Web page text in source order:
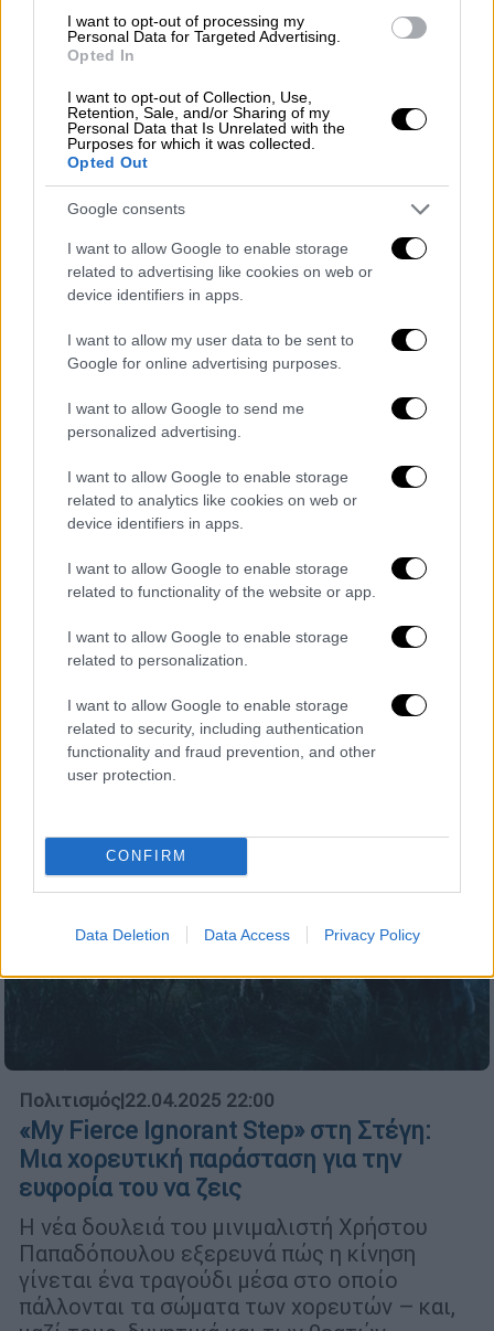
I want to opt-out of processing my
Personal Data for Targeted Advertising.
Opted In
I want to opt-out of Collection, Use,
Retention, Sale, and/or Sharing of my
Personal Data that Is Unrelated with the
Purposes for which it was collected.
Opted Out
Google consents
I want to allow Google to enable storage
related to advertising like cookies on web or
device identifiers in apps.
I want to allow my user data to be sent to
Google for online advertising purposes.
I want to allow Google to send me
personalized advertising.
I want to allow Google to enable storage
related to analytics like cookies on web or
device identifiers in apps.
I want to allow Google to enable storage
related to functionality of the website or app.
I want to allow Google to enable storage
related to personalization.
I want to allow Google to enable storage
related to security, including authentication
functionality and fraud prevention, and other
user protection.
CONFIRM
Data Deletion Data Access Privacy Policy
Κόσμος|22.04.2025 22:20
Ο Ιμάμογλου υπέρ των μαχητικών του
Ερντογάν - Έκκληση στη Γερμανία να
δώσει τα Eurofighters
Όταν ο δέσμιος υπερασπίζεται τα όπλα του
δεσμοφύλακά του...
Ελλάδα|22.04.2025 22:10
Κλήρωση Τζόκερ: Αυτοί είναι οι τυχεροί
αριθμοί για τα 3,3 εκατ. ευρώ
Μήπως κερδίσατε;
Πολιτισμός|22.04.2025 22:00
«My Fierce Ignorant Step» στη Στέγη:
Μια χορευτική παράσταση για την
ευφορία του να ζεις
Η νέα δουλειά του μινιμαλιστή Χρήστου
Παπαδόπουλου εξερευνά πώς η κίνηση
γίνεται ένα τραγούδι μέσα στο οποίο
πάλλονται τα σώματα των χορευτών – και,